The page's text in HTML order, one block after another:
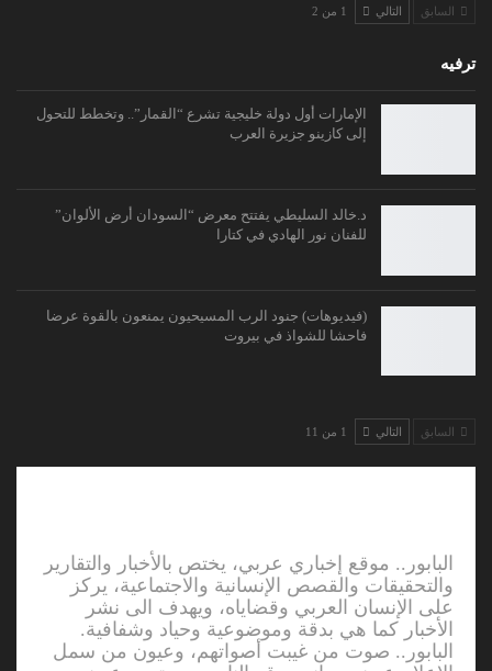
السابق التالي 1 من 2
ترفيه
الإمارات أول دولة خليجية تشرع “القمار”.. وتخطط للتحول
إلى كازينو جزيرة العرب
د.خالد السليطي يفتتح معرض “السودان أرض الألوان”
للفنان نور الهادي في كتارا
(فيديوهات) جنود الرب المسيحيون يمنعون بالقوة عرضا
فاحشا للشواذ في بيروت
السابق التالي 1 من 11
البابور.. موقع إخباري عربي، يختص بالأخبار والتقارير
والتحقيقات والقصص الإنسانية والاجتماعية، يركز
على الإنسان العربي وقضاياه، ويهدف الى نشر
الأخبار كما هي بدقة وموضوعية وحياد وشفافية.
البابور.. صوت من غيبت أصواتهم، وعيون من سمل